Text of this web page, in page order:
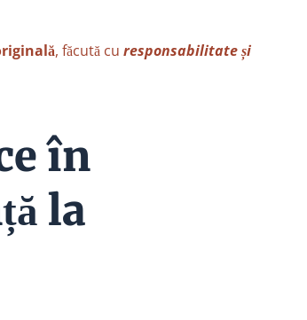
, făcută cu responsabilitate și
în
la